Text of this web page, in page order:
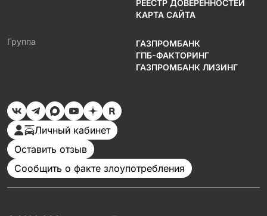
РЕЕСТР ДОВЕРЕННОСТЕЙ
КАРТА САЙТА
Группа
ГАЗПРОМБАНК
ГПБ-ФАКТОРИНГ
ГАЗПРОМБАНК ЛИЗИНГ
Личный кабинет
Оставить отзыв
Сообщить о факте злоупотребления